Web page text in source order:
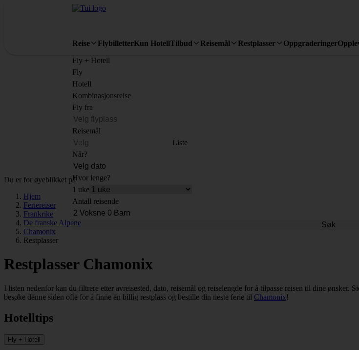
Reise FlybilletterKun HotellTilbud Reisemål Restplasser Oppgraderinger
Fly + Hotell
Fly
Hotell
Kombinasjonsreise
Fly fra
Reisemål
Liste
Når?
Hvor lenge?
1 uke
Antall reisende
Søk
Du er for øyeblikket på
Hjem
Feriereiser
Frankrike
De franske Alpene
Chamonix
Restplasser
Restplasser Chamonix
I listen nedenfor kan du filtrere etter avreisested, dato, reisemål og reiselengde for å tilpasse reisen til dine ønsker.
besøke denne siden ofte for å finne en billig restplass og bestille din neste ferie til Chamonix!
Hotelltips
Fly + Hotell